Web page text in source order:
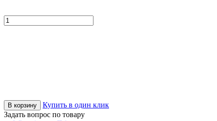
В корзину
Купить в один клик
Задать вопрос по товару